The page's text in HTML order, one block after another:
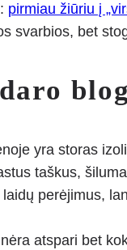
pirmiau žiūriu į
svarbios, bet
yra storas
taškus,
perėjimus,
atspari bet